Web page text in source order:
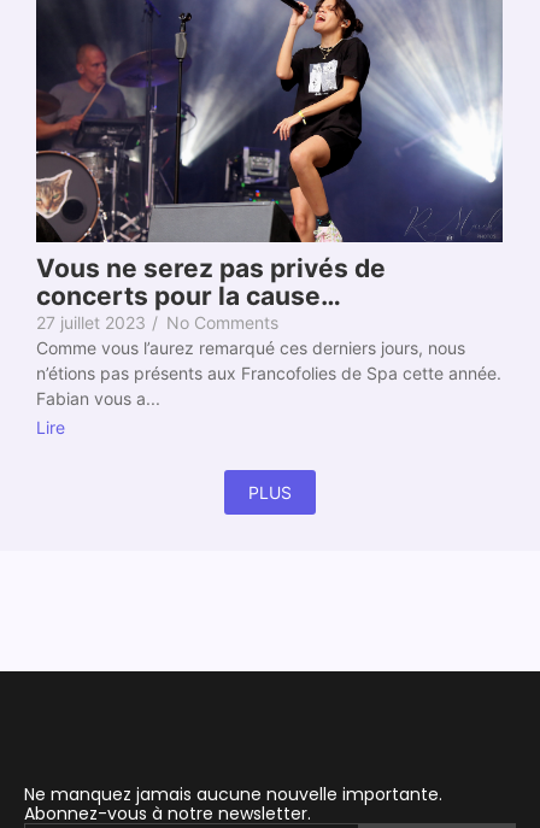
Vous ne serez pas privés de
concerts pour la cause…
27 juillet 2023 / No Comments
Comme vous l’aurez remarqué ces derniers jours, nous
n’étions pas présents aux Francofolies de Spa cette année.
Fabian vous a...
Lire
PLUS
Ne manquez jamais aucune nouvelle importante.
Abonnez-vous à notre newsletter.